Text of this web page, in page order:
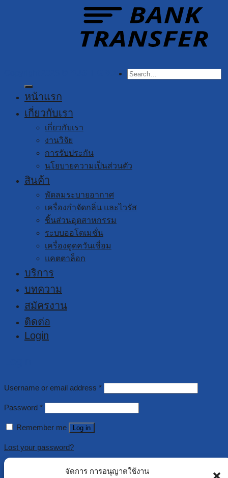
จัดการ การอนุญาตใช้งาน
YUSHI GROUP
Search
for:
หน้าแรก
เกี่ยวกับเรา
เกี่ยวกับเรา
งานวิจัย
การรับประกัน
นโยบายความเป็นส่วนตัว
สินค้า
พัดลมระบายอากาศ
เครื่องกำจัดกลิ่น และไวรัส
ชิ้นส่วนอุตสาหกรรม
ระบบออโตเมชั่น
เครื่องดูดควันเชื่อม
แคตตาล็อก
บริการ
บทความ
สมัครงาน
ติดต่อ
Login
Username or email address *
Password *
Remember me Log in
Lost your password?